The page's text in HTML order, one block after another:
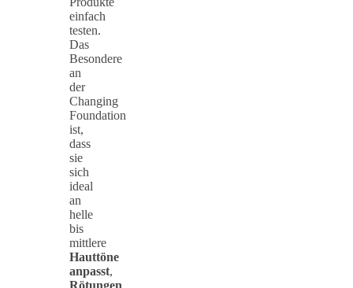
einfach
testen.
Das
Besondere
an
der
Changing
Foundation
ist,
dass
sie
sich
ideal
an
helle
bis
mittlere
Hauttöne
anpasst,